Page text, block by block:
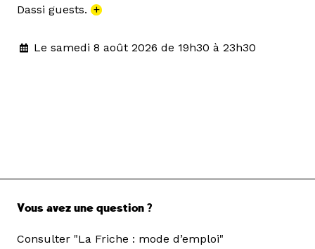
Dassi guests. +
Le samedi 8 août 2026 de 19h30 à 23h30
Vous avez une question ?
Consulter "La Friche : mode d’emploi"